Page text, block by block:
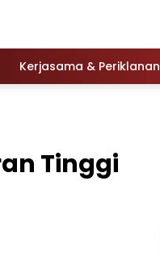
Kerjasama & Periklanan
Tinggi